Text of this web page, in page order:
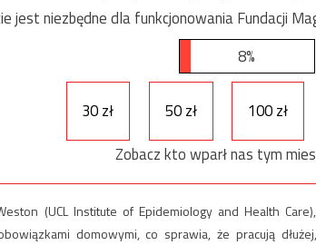
jest niezbędne dla funkcjonowania Fundacji
8%
30 zł 50 zł 100 zł
Zobacz kto wparł nas tym
(UCL Institute of Epidemiology and Health
domowymi, co sprawia, że pracują